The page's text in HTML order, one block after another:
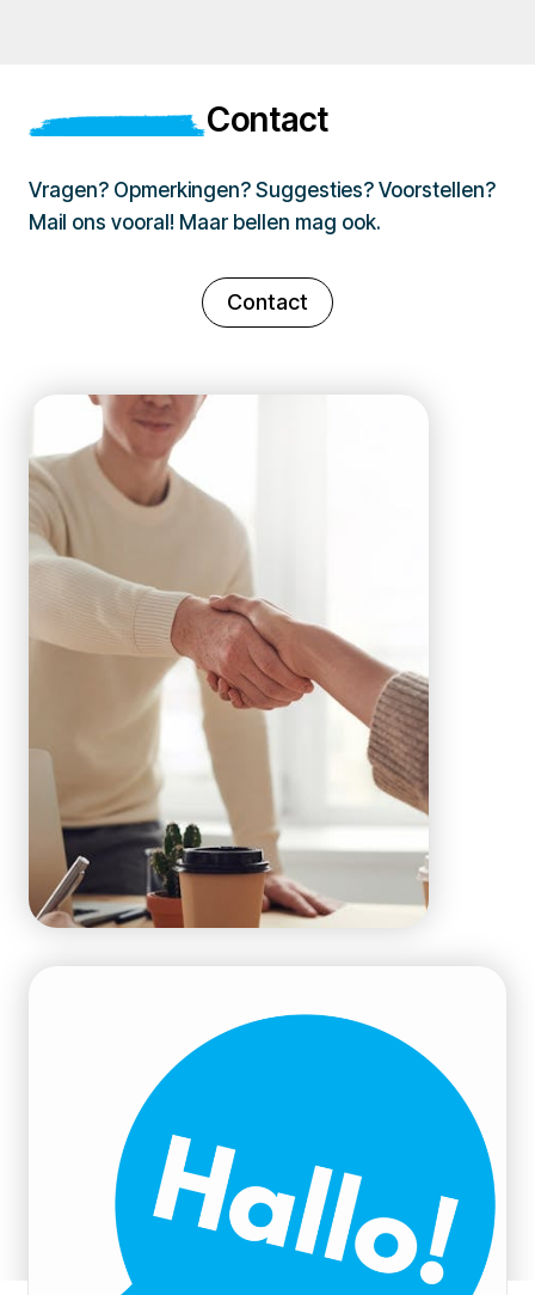
Contact
Vragen? Opmerkingen? Suggesties? Voorstellen?
Mail ons vooral! Maar bellen mag ook.
Contact